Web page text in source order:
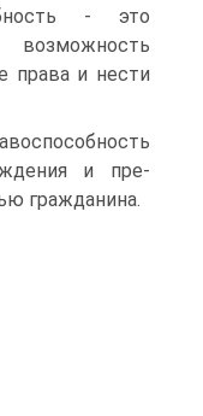
- это
права и нести
и пре­
гражданина.